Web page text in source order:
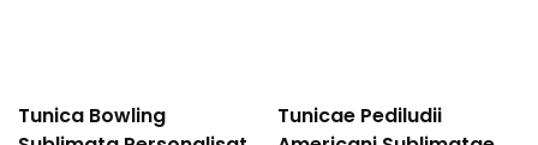
Tunica Bowling
Tunicae Pediludii